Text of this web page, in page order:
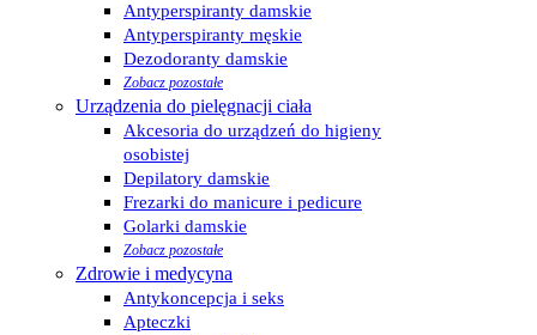
Antyperspiranty damskie
Antyperspiranty męskie
Dezodoranty damskie
Zobacz pozostałe
Urządzenia do pielęgnacji ciała
Akcesoria do urządzeń do higieny
osobistej
Depilatory damskie
Frezarki do manicure i pedicure
Golarki damskie
Zobacz pozostałe
Zdrowie i medycyna
Antykoncepcja i seks
Apteczki